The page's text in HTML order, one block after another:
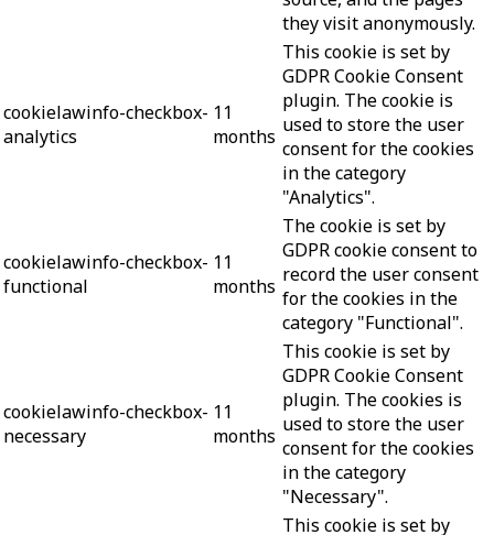
they visit anonymously.
cookielawinfo-checkbox-
analytics
11
months
This cookie is set by
GDPR Cookie Consent
plugin. The cookie is
used to store the user
consent for the cookies
in the category
"Analytics".
cookielawinfo-checkbox-
functional
11
months
The cookie is set by
GDPR cookie consent to
record the user consent
for the cookies in the
category "Functional".
cookielawinfo-checkbox-
necessary
11
months
This cookie is set by
GDPR Cookie Consent
plugin. The cookies is
used to store the user
consent for the cookies
in the category
"Necessary".
This cookie is set by